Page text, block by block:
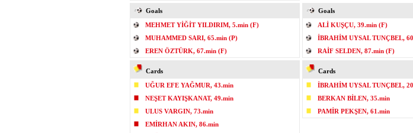
Goals
MEHMET YİĞİT YILDIRIM, 5.min (F)
MUHAMMED SARI, 65.min (P)
EREN ÖZTÜRK, 67.min (F)
Goals
ALİ KUŞÇU, 39.min (F)
İBRAHİM UYSAL TUNÇBEL,
RAİF SELDEN, 87.min (F)
Cards
UĞUR EFE YAĞMUR, 43.min
NEŞET KAYIŞKANAT, 49.min
ULUS VARGIN, 73.min
EMİRHAN AKIN, 86.min
Cards
İBRAHİM UYSAL TUNÇBEL,
BERKAN BİLEN, 35.min
PAMİR PEKŞEN, 61.min